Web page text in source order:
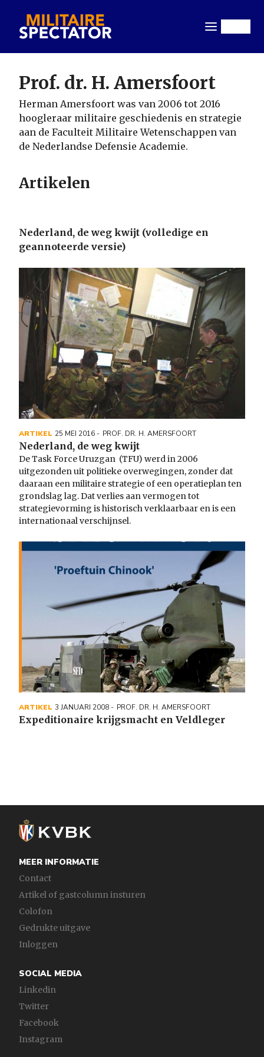
naar
gaanProf. dr. H. Amersfoort
Herman Amersfoort was van 2006 tot 2016
hoogleraar militaire geschiedenis en strategie
aan de Faculteit Militaire Wetenschappen van
de Nederlandse Defensie Academie.
Artikelen
Nederland, de weg kwijt (volledige en
geannoteerde versie)
Image
ARTIKEL 25 MEI 2016 PROF. DR. H. AMERSFOORT
Nederland, de weg kwijt
De Task Force Uruzgan (TFU) werd in 2006
uitgezonden uit politieke overwegingen, zonder dat
daaraan een militaire strategie of een operatieplan ten
grondslag lag. Dat verlies aan vermogen tot
strategievorming is historisch verklaarbaar en is een
internationaal verschijnsel.
Image
ARTIKEL 3 JANUARI 2008 PROF. DR. H. AMERSFOORT
Expeditionaire krijgsmacht en Veldleger
MEER INFORMATIE
Contact
Artikel of gastcolumn insturen
Colofon
Gedrukte uitgave
Inloggen
SOCIAL MEDIA
Linkedin
Twitter
Facebook
Instagram